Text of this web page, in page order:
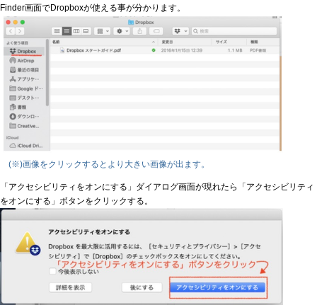
Finder画面でDropboxが使える事が分かります。
(※)画像をクリックするとより大きい画像が出ます。
「アクセシビリティをオンにする」ダイアログ画面が現れたら「アクセシビリティ
をオンにする」ボタンをクリックする。